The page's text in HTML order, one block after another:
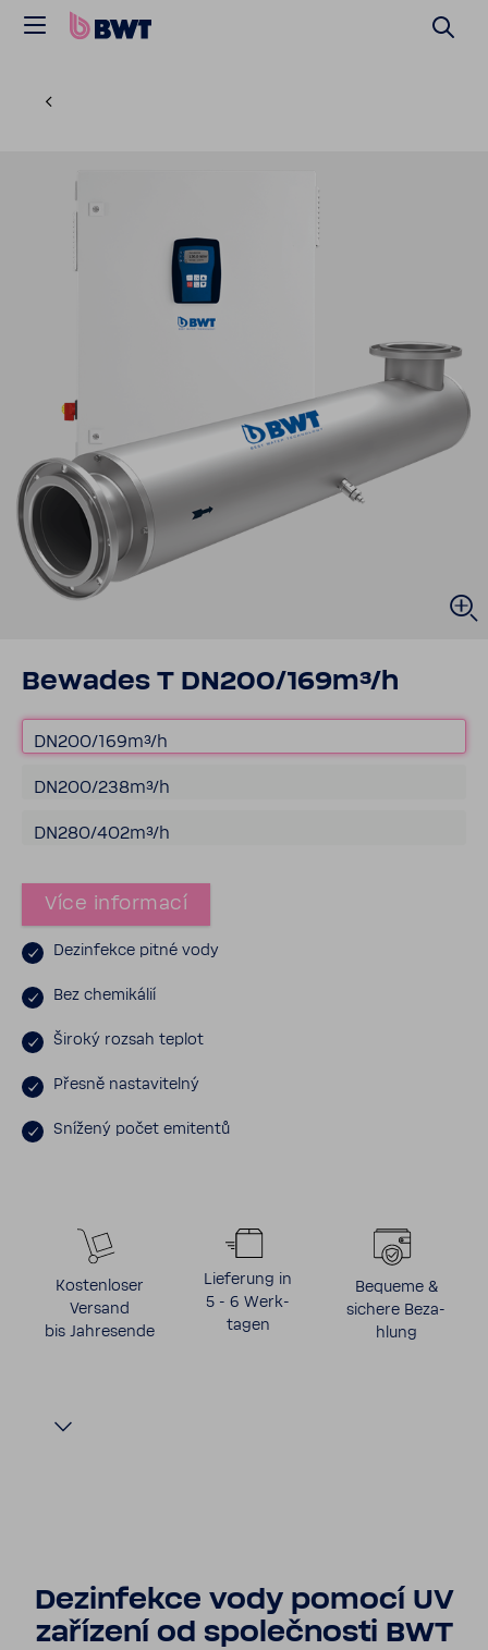
Bewades T DN200/169m³/h
DN200/169m³/h
DN200/238m³/h
DN280/402m³/h
Více infor­mací
Dezin­fekce pitné vody
Bez chemi­kálií
Široký rozsah teplot
Přesně nasta­vi­telný
Snížený počet emitentů
Kosten­loser
Versand
bis Jahre­sende
Liefe­rung in
5 - 6 Werk­
tagen
Bequeme &
sichere Beza­
hlung
Dezin­fekce vody pomocí UV
zaří­zení od společ­nosti BWT